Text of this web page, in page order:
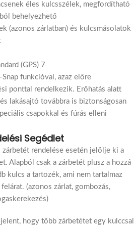
éles kulcsszélek, megfordítható
behelyezhető
(azonos zárlatban) és kulcsmásolatok
(GPS) 7
funkcióval, azaz előre
ponttal rendelkezik. Erőhatás alatt
lakásajtó továbbra is biztonságosan
csapokkal és fúrás elleni
Segédlet
zárbetét rendelése esetén jelölje ki a
Alapból csak a zárbetét plusz a hozzá
kulcs a tartozék, ami nem tartalmaz
(azonos zárlat, gombozás,
hogy több zárbetétet egy kulccsal